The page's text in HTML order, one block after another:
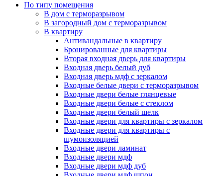
По типу помещения
В дом с терморазрывом
В загородный дом с терморазрывом
В квартиру
Антивандальные в квартиру
Бронированные для квартиры
Вторая входная дверь для квартиры
Входная дверь белый дуб
Входная дверь мдф с зеркалом
Входные белые двери с терморазрывом
Входные двери белые глянцевые
Входные двери белые с стеклом
Входные двери белый шелк
Входные двери для квартиры с зеркалом
Входные двери для квартиры с
шумоизоляцией
Входные двери ламинат
Входные двери мдф
Входные двери мдф дуб